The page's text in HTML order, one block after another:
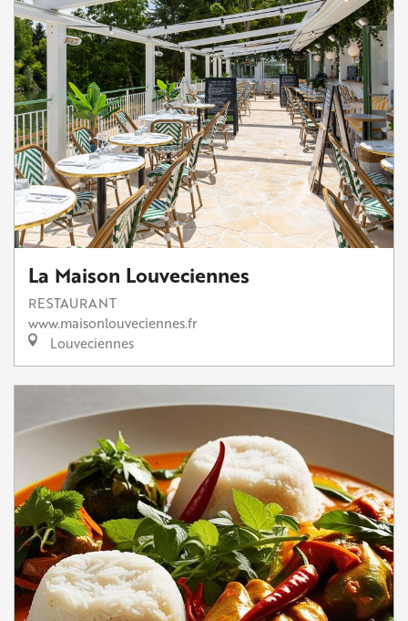
La Maison Louveciennes
RESTAURANT
www.maisonlouveciennes.fr
Louveciennes